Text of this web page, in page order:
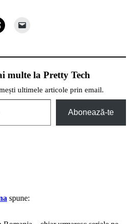
multe la Pretty Tech
ultimele articole prin email.
Abonează-te
spune: